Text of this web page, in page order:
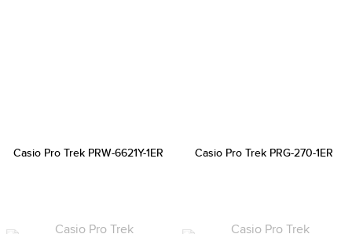
Casio Pro Trek PRW-6621Y-1ER Casio Pro Trek PRG-270-1ER